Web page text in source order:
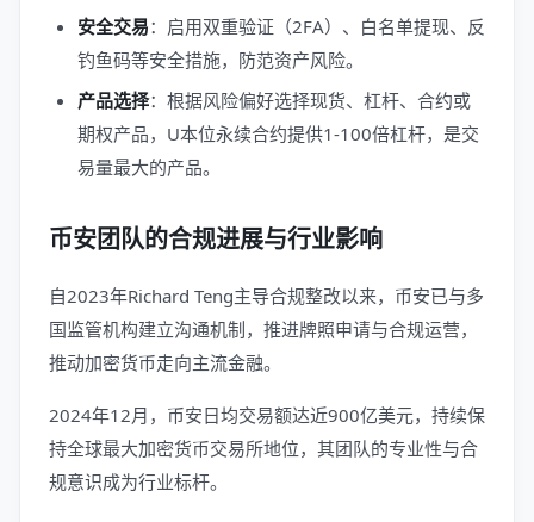
安全交易：启用双重验证（2FA）、白名单提现、反
钓鱼码等安全措施，防范资产风险。
产品选择：根据风险偏好选择现货、杠杆、合约或
期权产品，U本位永续合约提供1-100倍杠杆，是交
易量最大的产品。
币安团队的合规进展与行业影响
自2023年Richard Teng主导合规整改以来，币安已与多
国监管机构建立沟通机制，推进牌照申请与合规运营，
推动加密货币走向主流金融。
2024年12月，币安日均交易额达近900亿美元，持续保
持全球最大加密货币交易所地位，其团队的专业性与合
规意识成为行业标杆。